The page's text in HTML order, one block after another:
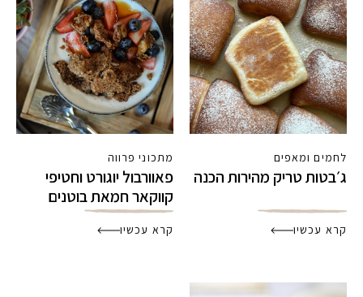
לחמים ומאפים
ג׳בטות טריק מהירות הכנה
קרא עכשיו
מתכוני פרווה
פאוורבול יוגורט וחטיפי
קווקאר חמאת בוטנים
קרא עכשיו